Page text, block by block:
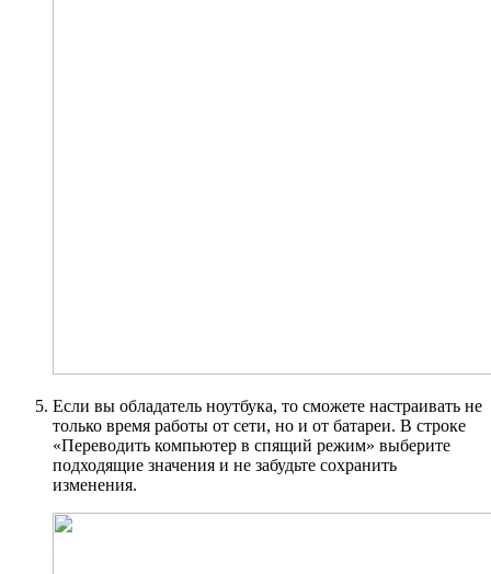
Если вы обладатель ноутбука, то сможете настраивать не
только время работы от сети, но и от батареи. В строке
«Переводить компьютер в спящий режим» выберите
подходящие значения и не забудьте сохранить
изменения.